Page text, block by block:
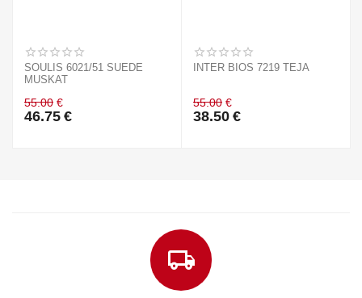
SOULIS 6021/51 SUEDE
MUSKAT
55.00 €
46.75 €
INTER BIOS 7219 TEJA
55.00 €
38.50 €